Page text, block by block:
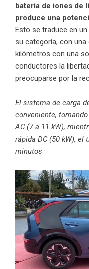
batería de iones de
produce una
Esto se traduce en
su categoría, con
kilómetros con una
conductores la
preocuparse por la
El sistema de carga
conveniente,
AC (7 a 11 kW),
rápida DC (50 kW), el
minutos.